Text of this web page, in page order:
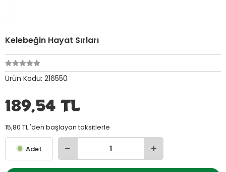
Kelebeğin Hayat Sırları
Ürün Kodu: 216550
189,54 TL
15,80 TL 'den başlayan taksitlerle
Adet